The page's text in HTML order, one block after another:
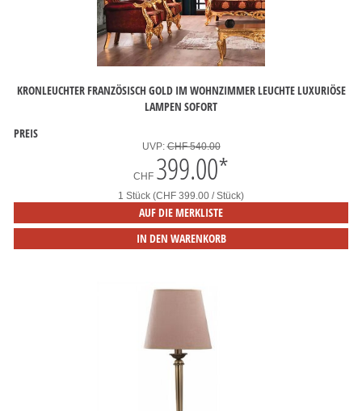
KRONLEUCHTER FRANZÖSISCH GOLD IM WOHNZIMMER LEUCHTE LUXURIÖSE
LAMPEN SOFORT
PREIS
UVP:CHF 540.00
CHF 399.00*
1 Stück (CHF 399.00 / Stück)
AUF DIE MERKLISTE
IN DEN WARENKORB